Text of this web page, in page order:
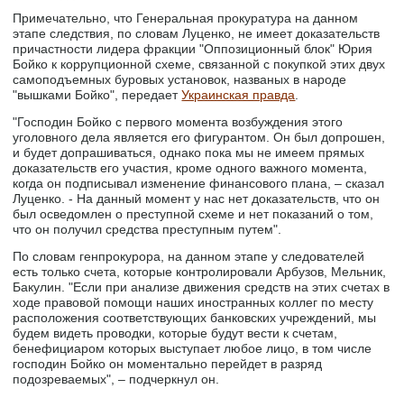
Примечательно, что Генеральная прокуратура на данном
этапе следствия, по словам Луценко, не имеет доказательств
причастности лидера фракции "Оппозиционный блок" Юрия
Бойко к коррупционной схеме, связанной с покупкой этих двух
самоподъемных буровых установок, названых в народе
"вышками Бойко", передаетУкраинская правда
"Господин Бойко с первого момента возбуждения этого
уголовного дела является его фигурантом. Он был допрошен,
и будет допрашиваться, однако пока мы не имеем прямых
доказательств его участия, кроме одного важного момента,
когда он подписывал изменение финансового плана, – сказал
Луценко. - На данный момент у нас нет доказательств, что он
был осведомлен о преступной схеме и нет показаний о том,
что он получил средства преступным путем".
По словам генпрокурора, на данном этапе у следователей
есть только счета, которые контролировали Арбузов, Мельник,
Бакулин. "Если при анализе движения средств на этих счетах в
ходе правовой помощи наших иностранных коллег по месту
расположения соответствующих банковских учреждений, мы
будем видеть проводки, которые будут вести к счетам,
бенефициаром которых выступает любое лицо, в том числе
господин Бойко он моментально перейдет в разряд
подозреваемых", – подчеркнул он.